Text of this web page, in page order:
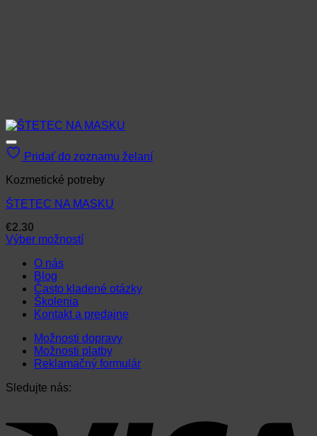
Pridať do zoznamu želaní
Kozmetické potreby
ŠTETEC NA MASKU
€2.30
Výber možností
produkt
viacero
variantov.
Možnosti
môžete
vybrať
produktu.
O nás
Blog
Často kladené otázky
Školenia
Kontakt a predajne
Možnosti dopravy
Možnosti platby
Reklamačný formulár
Sledujte nás: